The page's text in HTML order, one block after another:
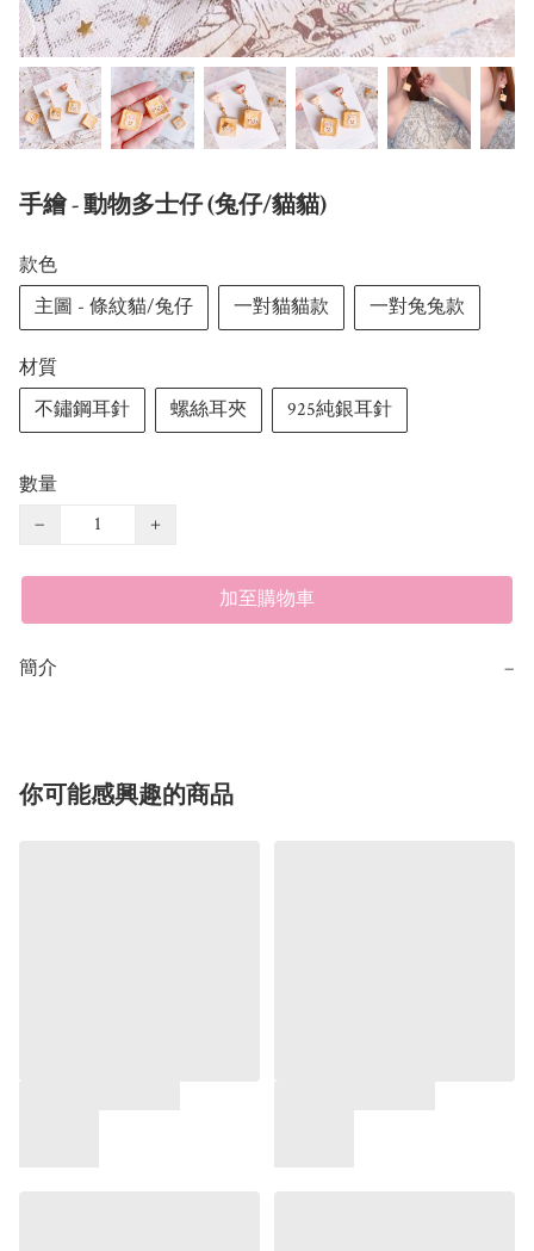
手繪 - 動物多士仔 (兔仔/貓貓)
款色
主圖 - 條紋貓/兔仔
一對貓貓款 一對兔兔款
材質
不鏽鋼耳針
螺絲耳夾 925純銀耳針
數量
−
+
加至購物車
簡介 −
你可能感興趣的商品